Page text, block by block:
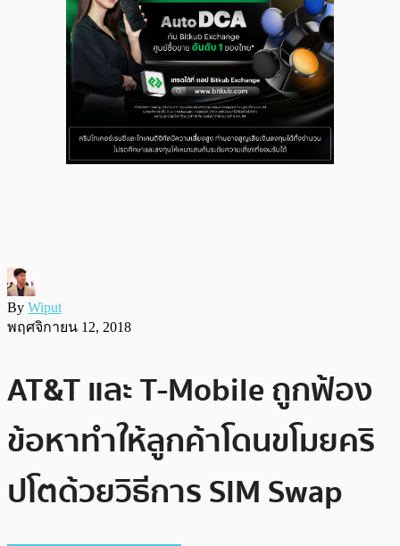
By Wiput
พฤศจิกายน 12, 2018
AT&T และ T-Mobile ถูกฟ้อง
ข้อหาทำให้ลูกค้าโดนขโมยคริ
ปโตด้วยวิธีการ SIM Swap